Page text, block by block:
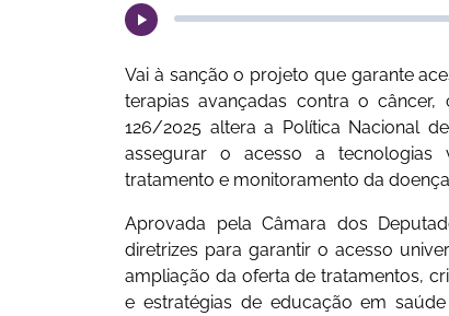
Vai à sanção o projeto que garante
terapias avançadas contra o
126/2025 altera a Política Nacional
assegurar o acesso a tecnologias
tratamento e monitoramento da
Aprovada pela Câmara dos
diretrizes para garantir o acesso
ampliação da oferta de tratamentos,
e estratégias de educação em